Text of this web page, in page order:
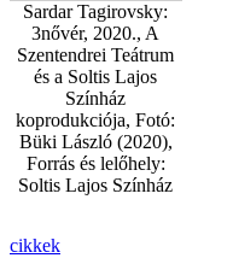
Sardar Tagirovsky:
3nővér, 2020., A
Szentendrei Teátrum
és a Soltis Lajos
Színház
koprodukciója, Fotó:
Büki László (2020),
Forrás és lelőhely:
Soltis Lajos Színház
cikkek